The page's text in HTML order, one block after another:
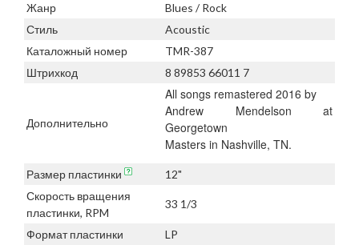
Жанр
Blues / Rock
Стиль
Acoustic
Каталожный номер
TMR-387
Штрихкод
8 89853 66011 7
Дополнительно
All songs remastered 2016 by
Andrew Mendelson at
Georgetown
Masters in Nashville, TN.
Размер пластинки
12"
Скорость вращения
пластинки, RPM
33 1/3
Формат пластинки LP